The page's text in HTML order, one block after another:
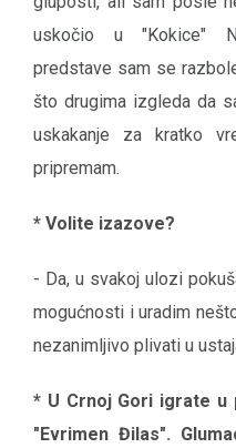
uskočio u "Kokice"
predstave sam se
što drugima izgleda da
uskakanje za kratko
pripremam.
* Volite izazove?
- Da, u svakoj ulozi
mogućnosti i uradim
nezanimljivo plivati u
* U Crnoj Gori igrate u
"Evrimen Đilas".